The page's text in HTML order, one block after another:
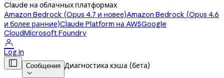
Claude на облачных платформах
Amazon Bedrock (Opus 4.7 и новее)Amazon Bedrock (Opus 4.6
и более ранние)Claude Platform на AWSGoogle
CloudMicrosoft Foundry

Log in
 Сообщения

Диагностика кэша (бета)